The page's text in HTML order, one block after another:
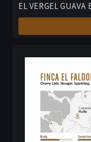
EL VERGEL GUAVA